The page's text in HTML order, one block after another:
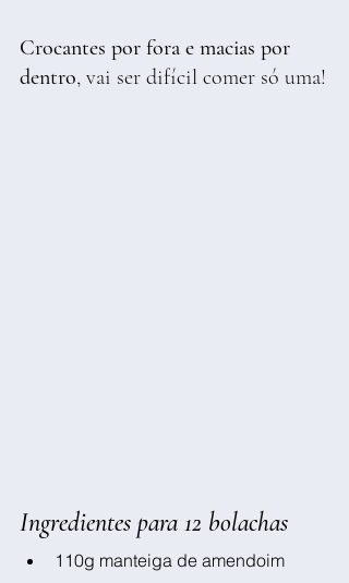
Crocantes por fora e macias por
dentro, vai ser difícil comer só uma!
Ingredientes para 12 bolachas
110g manteiga de amendoim